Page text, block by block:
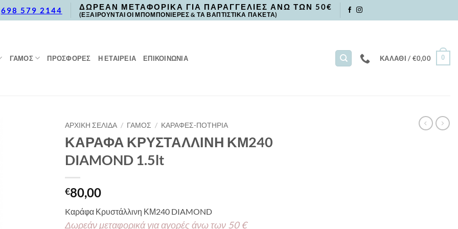
698 579 2144 ΔΩΡΕΑΝ ΜΕΤΑΦΟΡΙΚΑ ΓΙΑ ΠΑΡΑΓΓΕΛΙΕΣ ΑΝΩ ΤΩΝ 50€
(ΕΞΑΙΡΟΥΝΤΑΙ ΟΙ ΜΠΟΜΠΟΝΙΕΡΕΣ & ΤΑ ΒΑΠΤΙΣΤΙΚΑ ΠΑΚΕΤΑ)
ΓΑΜΟΣ ΠΡΟΣΦΟΡΈΣ Η ΕΤΑΙΡΕΙΑ ΕΠΙΚΟΙΝΩΝΙΑ ΚΑΛΆΘΙ / €0,00 0
ΑΡΧΙΚΉ ΣΕΛΊΔΑ / ΓΑΜΟΣ / ΚΑΡΑΦΕΣ-ΠΟΤΗΡΙΑ
ΚΑΡΑΦΑ ΚΡΥΣΤΑΛΛΙΝΗ ΚΜ240
DIAMOND 1.5lt
€80,00
Kαράφα Κρυστάλλινη ΚΜ240 DIAMOND
Δωρεάν μεταφορικά για αγορές άνω των 50 €